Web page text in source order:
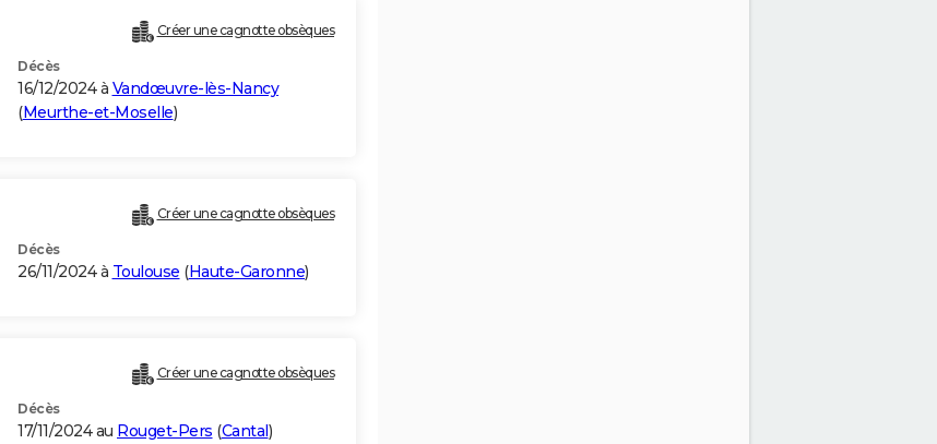
Créer une cagnotte obsèques
Décès
16/12/2024 à Vandœuvre-lès-Nancy
(Meurthe-et-Moselle)
Créer une cagnotte obsèques
Décès
26/11/2024 à Toulouse (Haute-Garonne)
Créer une cagnotte obsèques
Décès
17/11/2024 au Rouget-Pers (Cantal)